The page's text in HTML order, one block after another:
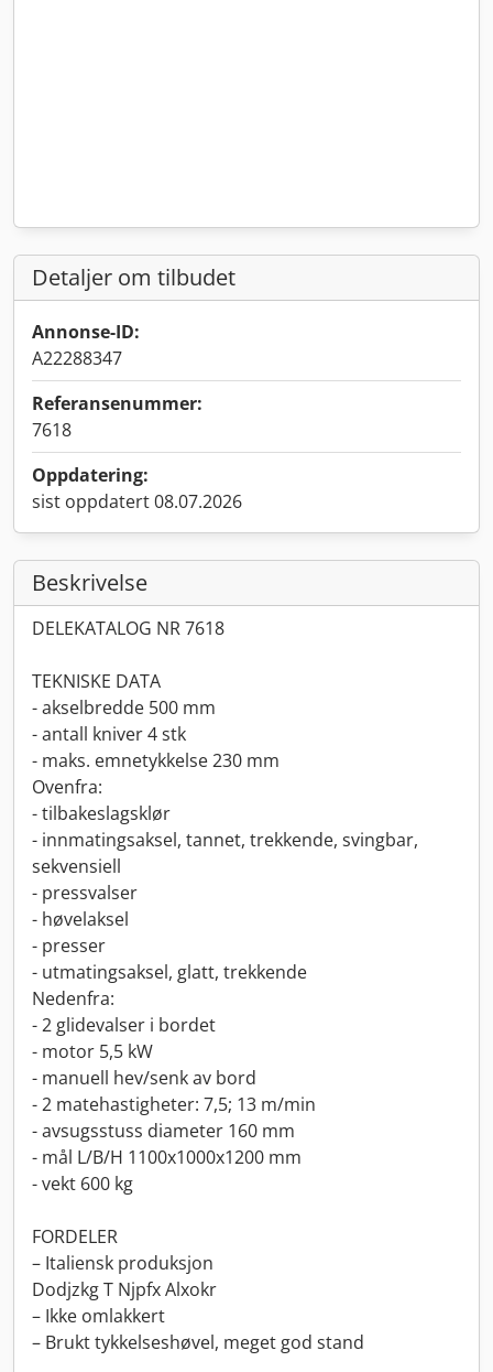
Detaljer om tilbudet
Annonse-ID:
A22288347
Referansenummer:
7618
Oppdatering:
sist oppdatert 08.07.2026
Beskrivelse
DELEKATALOG NR 7618
TEKNISKE DATA
- akselbredde 500 mm
- antall kniver 4 stk
- maks. emnetykkelse 230 mm
Ovenfra:
- tilbakeslagsklør
- innmatingsaksel, tannet, trekkende, svingbar,
sekvensiell
- pressvalser
- høvelaksel
- presser
- utmatingsaksel, glatt, trekkende
Nedenfra:
- 2 glidevalser i bordet
- motor 5,5 kW
- manuell hev/senk av bord
- 2 matehastigheter: 7,5; 13 m/min
- avsugsstuss diameter 160 mm
- mål L/B/H 1100x1000x1200 mm
- vekt 600 kg
FORDELER
– Italiensk produksjon
Dodjzkg T Njpfx Alxokr
– Ikke omlakkert
– Brukt tykkelseshøvel, meget god stand